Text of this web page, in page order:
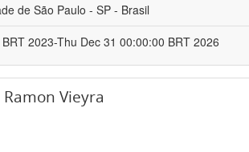
de São Paulo - SP - Brasil
2023-Thu Dec 31 00:00:00 BRT 2026
Vieyra